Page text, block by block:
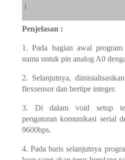
Penjelasan :
1. Pada bagian awal program
nama untuk pin analog A0
2. Selanjutnya,
flexsensor dan bertipe integer.
3. Di dalam void setup
pengaturan komunikasi serial
9600bps.
4. Pada baris selanjutnya